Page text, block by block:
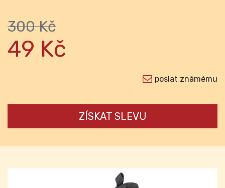
300 Kč
49 Kč
poslat známému
ZÍSKAT SLEVU